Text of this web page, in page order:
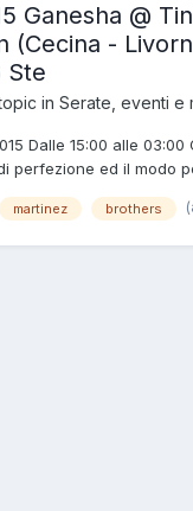
Ganesha @
(Cecina -
Ste
in Serate, eventi e
Dalle 15:00 alle 03:00
perfezione ed il modo
Siete pronti ad
martinez brothers